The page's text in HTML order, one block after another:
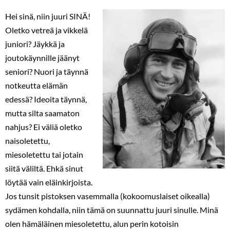
Tervetuloa Jannen Kisoihin!
Hei sinä, niin juuri SINÄ!
Oletko vetreä ja vikkelä
juniori? Jäykkä ja
joutokäynnille jäänyt
seniori? Nuori ja täynnä
notkeutta elämän
edessä? Ideoita täynnä,
mutta silta saamaton
nahjus? Ei väliä oletko
naisoletettu,
miesoletettu tai jotain
siitä väliltä. Ehkä sinut
löytää vain eläinkirjoista.
Jos tunsit pistoksen vasemmalla (kokoomuslaiset oikealla)
sydämen kohdalla, niin tämä on suunnattu juuri sinulle. Minä
olen hämäläinen miesoletettu, alun perin kotoisin